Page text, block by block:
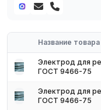
станут электроды.
Название товара
Электрод для
ГОСТ 9466-75
Электрод для
ГОСТ 9466-75